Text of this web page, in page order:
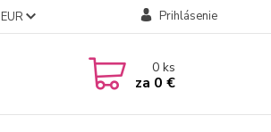
EUR Prihlásenie
0ks
za 0 €